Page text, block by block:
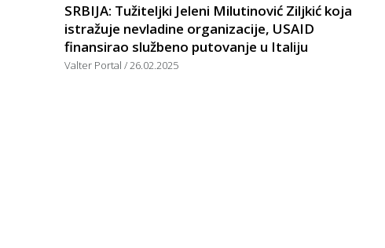
SRBIJA: Tužiteljki Jeleni Milutinović Ziljkić koja
istražuje nevladine organizacije, USAID
finansirao službeno putovanje u Italiju
Valter Portal 26.02.2025